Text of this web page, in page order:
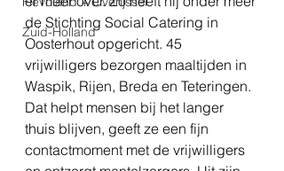
Zuid-Holland
de Stichting Social Catering in
Oosterhout opgericht. 45
vrijwilligers bezorgen maaltijden in
Waspik, Rijen, Breda en Teteringen.
Dat helpt mensen bij het langer
thuis blijven, geeft ze een fijn
contactmoment met de vrijwilligers